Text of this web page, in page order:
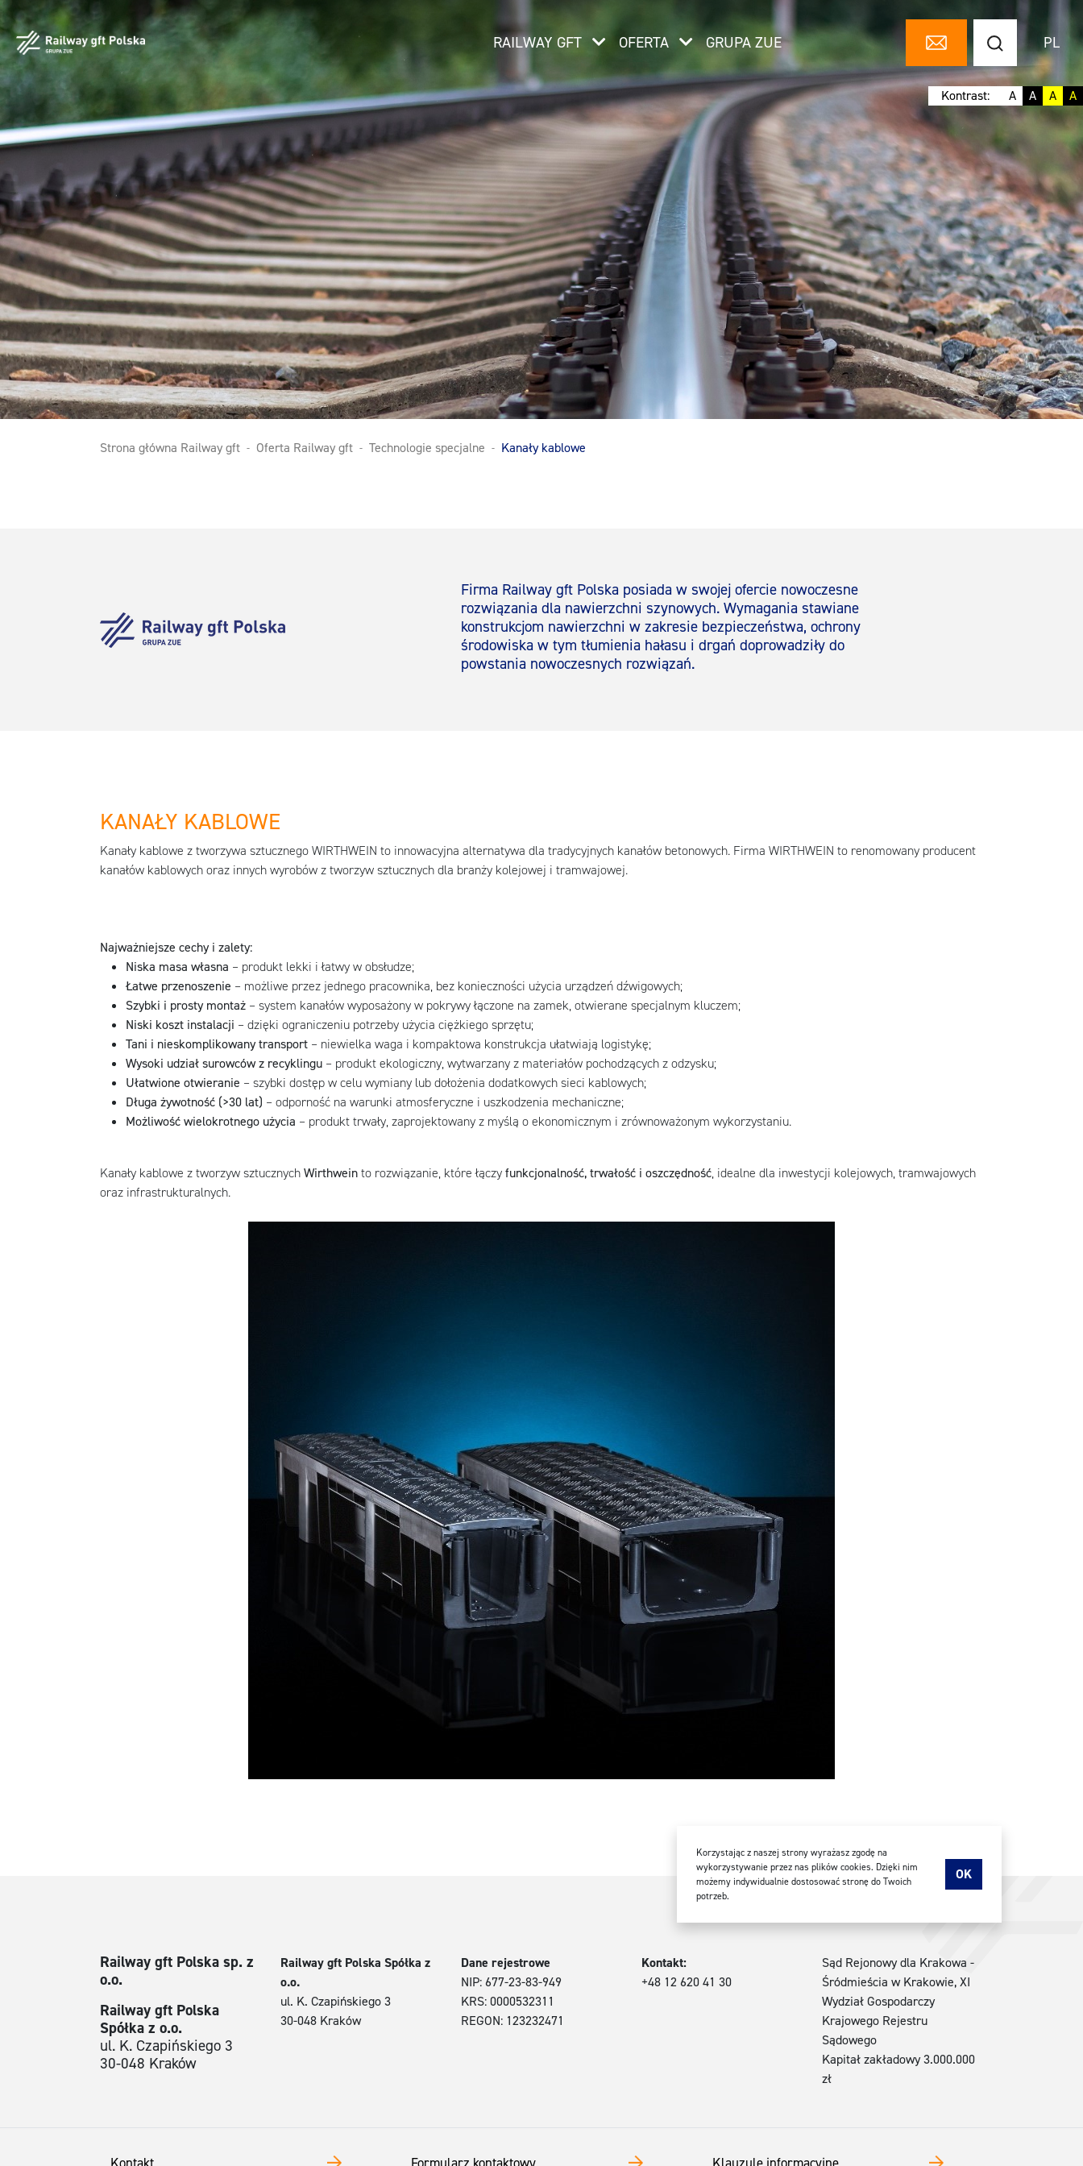
Kontrast: A A A A
RAILWAY GFT OFERTA GRUPA ZUE PL
Strona główna Railway gft Oferta Railway gft Technologie specjalne Kanały kablowe
Firma Railway gft Polska posiada w swojej ofercie nowoczesne
rozwiązania dla nawierzchni szynowych. Wymagania stawiane
konstrukcjom nawierzchni w zakresie bezpieczeństwa, ochrony
środowiska w tym tłumienia hałasu i drgań doprowadziły do
powstania nowoczesnych rozwiązań.
KANAŁY KABLOWE
Kanały kablowe z tworzywa sztucznego WIRTHWEIN to innowacyjna alternatywa dla tradycyjnych kanałów betonowych. Firma WIRTHWEIN to renomowany producent
kanałów kablowych oraz innych wyrobów z tworzyw sztucznych dla branży kolejowej i tramwajowej.
Najważniejsze cechy i zalety:
Niska masa własna – produkt lekki i łatwy w obsłudze;
Łatwe przenoszenie – możliwe przez jednego pracownika, bez konieczności użycia urządzeń dźwigowych;
Szybki i prosty montaż– system kanałów wyposażony w pokrywy łączone na zamek, otwierane specjalnym kluczem;
Niski koszt instalacji – dzięki ograniczeniu potrzeby użycia ciężkiego sprzętu;
Tani i nieskomplikowany transport– niewielka waga i kompaktowa konstrukcja ułatwiają logistykę;
Wysoki udział surowców z recyklingu– produkt ekologiczny, wytwarzany z materiałów pochodzących z odzysku;
Ułatwione otwieranie – szybki dostęp w celu wymiany lub dołożenia dodatkowych sieci kablowych;
Długa żywotność (>30 lat) – odporność na warunki atmosferyczne i uszkodzenia mechaniczne;
Możliwość wielokrotnego użycia – produkt trwały, zaprojektowany z myślą o ekonomicznym i zrównoważonym wykorzystaniu.
Kanały kablowe z tworzyw sztucznychWirthweinto rozwiązanie, które łączyfunkcjonalność, trwałość i oszczędność, idealne dla inwestycji kolejowych, tramwajowych
oraz infrastrukturalnych.
Railway gft Polska sp. z
o.o.
Railway gft Polska
Spółka z o.o.
ul. K. Czapińskiego 3
30-048 Kraków
Railway gft Polska Spółka z
o.o.
ul. K. Czapińskiego 3
30-048 Kraków
Dane rejestrowe
NIP: 677-23-83-949
KRS: 0000532311
REGON: 123232471
Kontakt:
+48 12 620 41 30
Sąd Rejonowy dla Krakowa -
Śródmieścia w Krakowie, XI
Wydział Gospodarczy
Krajowego Rejestru
Sądowego
Kapitał zakładowy 3.000.000
zł
Korzystając z naszej strony wyrażasz zgodę na
wykorzystywanie przez nas plików cookies. Dzięki nim
możemy indywidualnie dostosować stronę do Twoich
potrzeb.
OK